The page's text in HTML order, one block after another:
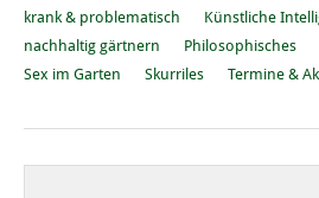
krank & problematisch
Künstliche
nachhaltig gärtnern
Philosophisches
Sex im Garten
Skurriles Termine &